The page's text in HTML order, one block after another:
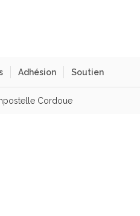
Adhésion Soutien
Cordoue